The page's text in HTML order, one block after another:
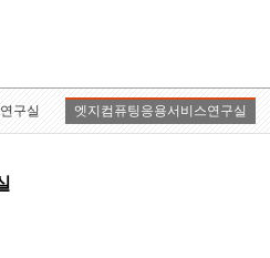
구실 엣지컴퓨팅응용서비스연구실